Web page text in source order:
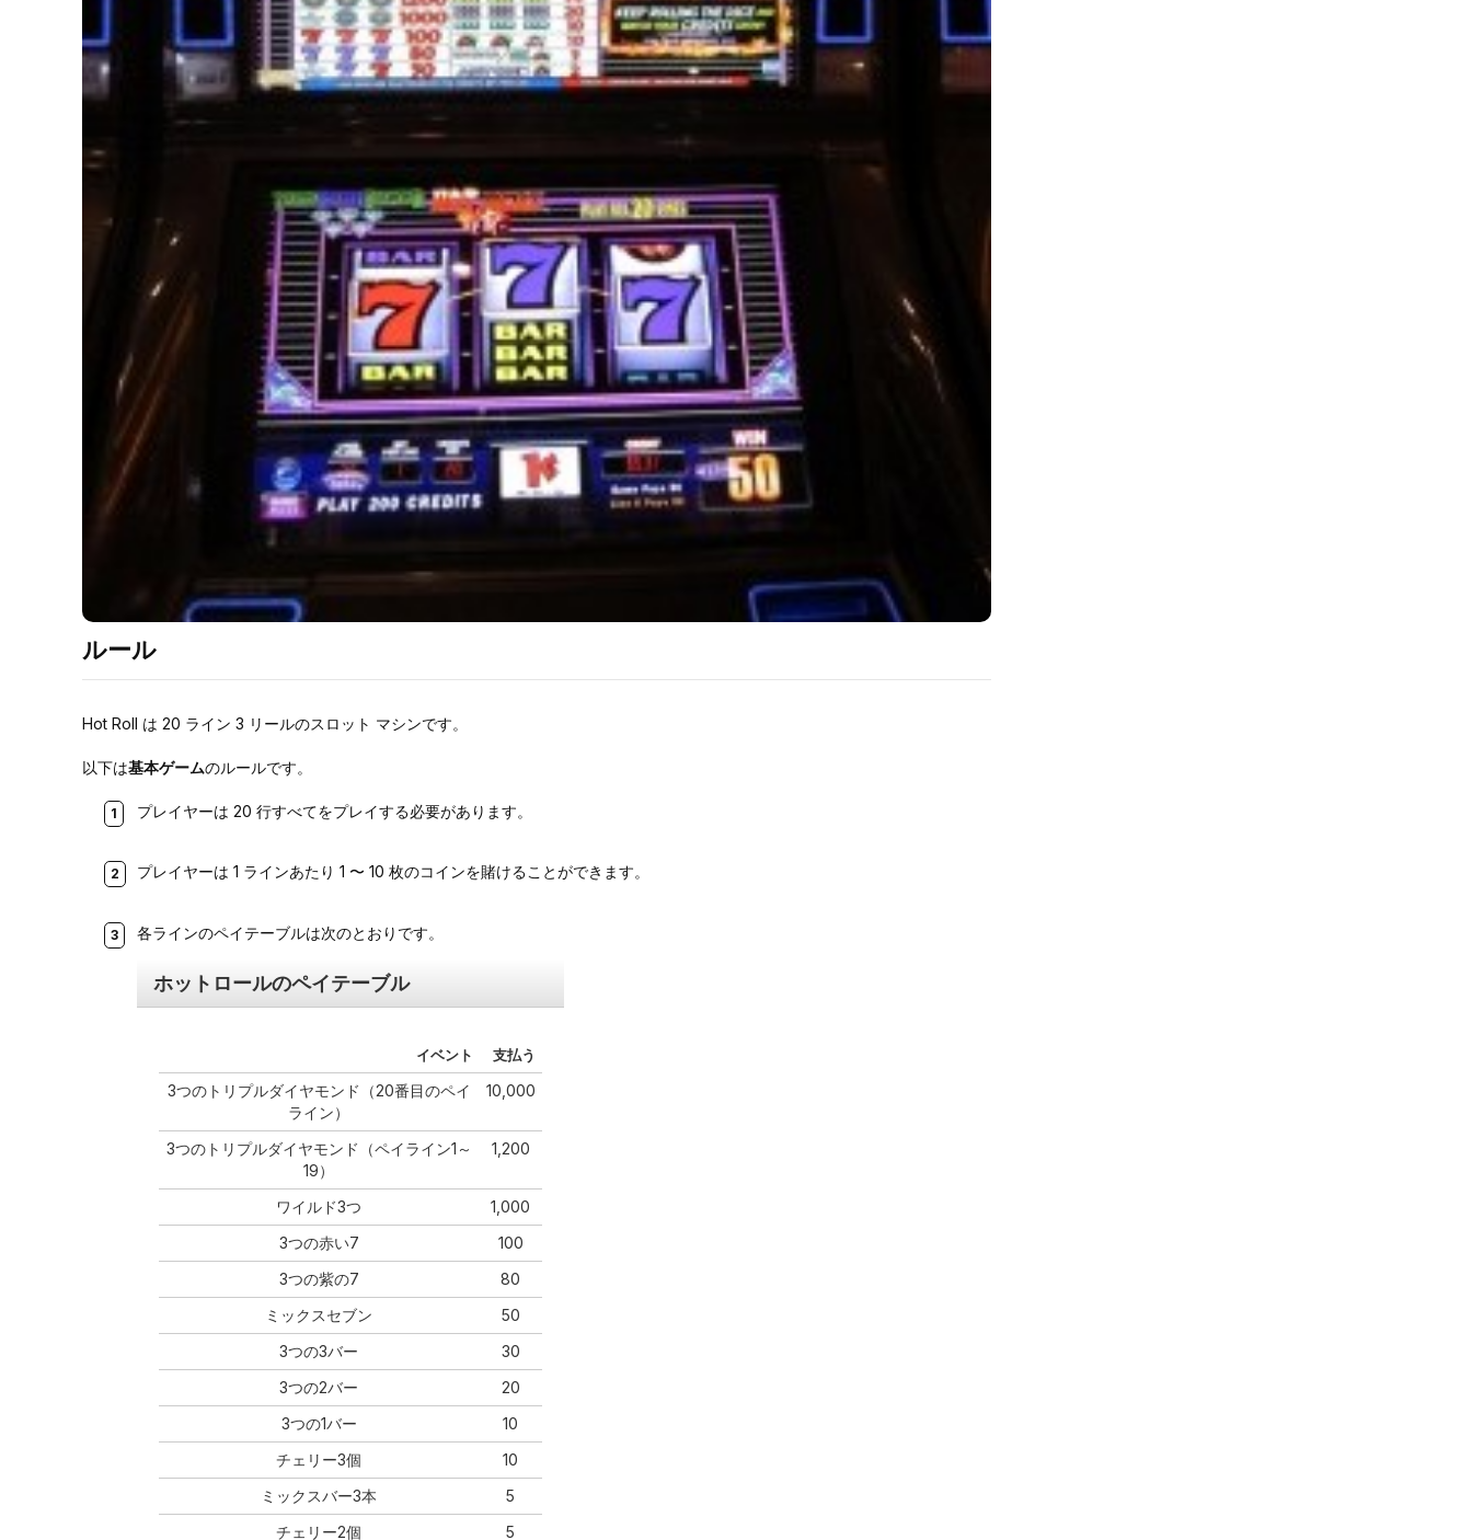
ルール
Hot Roll は 20 ライン 3 リールのスロット マシンです。
以下は基本ゲームのルールです。
プレイヤーは 20 行すべてをプレイする必要があります。
プレイヤーは 1 ラインあたり 1 〜 10 枚のコインを賭けることができます。
各ラインのペイテーブルは次のとおりです。
ホットロールのペイテーブル
イベント 支払う
3つのトリプルダイヤモンド（20番目のペイ
ライン）
10,000
3つのトリプルダイヤモンド（ペイライン1～
19）
1,200
ワイルド3つ
1,000
3つの赤い7
100
3つの紫の7
80
ミックスセブン
50
3つの3バー
30
3つの2バー
20
3つの1バー
10
チェリー3個
10
ミックスバー3本
5
チェリー2個
5